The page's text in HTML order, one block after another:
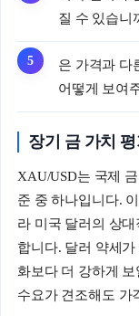
질 수 있습니
은 가격과 다
어떻게 보여
장기 금 가치
XAU/USD는 국제
준 중 하나입니다.
라 미국 달러의 상
합니다. 달러 약세
화보다 더 강하게
수요가 견조해도 가